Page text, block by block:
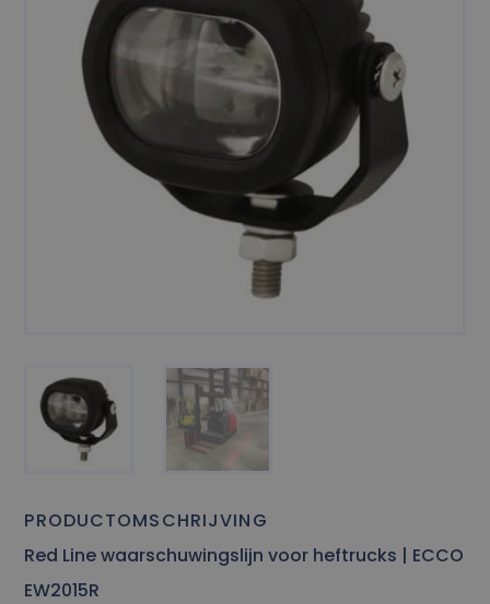
PRODUCTOMSCHRIJVING
Red Line waarschuwingslijn voor heftrucks | ECCO
EW2015R